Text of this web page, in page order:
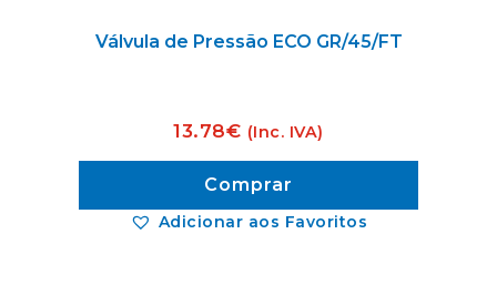
Adicionar aos Favoritos
Válvula de Pressão ECO GR/45/FT
13.78€ (Inc. IVA)
Comprar